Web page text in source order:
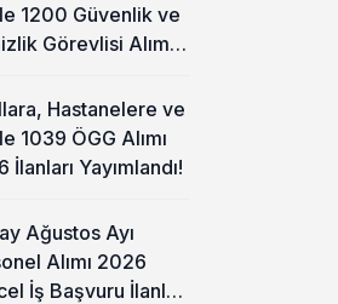
1200 Güvenlik ve
Görevlisi Alımı
Hastanelere ve
1039 ÖGG Alımı
İlanları Yayımlandı!
Ağustos Ayı
Alımı 2026
İş Başvuru İlanları